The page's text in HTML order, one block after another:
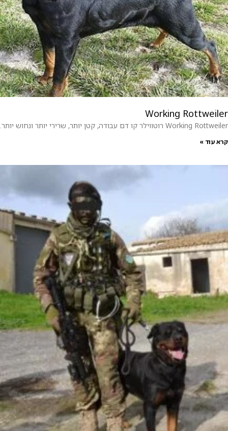
Working Rottweiler
Working Rottweiler רוטווילר קו דם עבודה, קטן יותר, שרירי יותר ונחוש יותר.
קרא עוד »